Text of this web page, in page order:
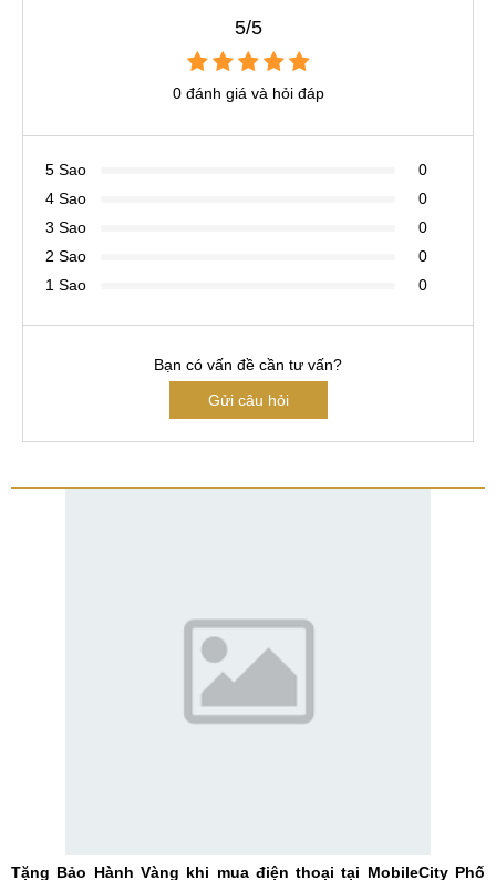
5/5
0 đánh giá và hỏi đáp
5 Sao
0
4 Sao
0
3 Sao
0
2 Sao
0
1 Sao
0
Bạn có vấn đề cần tư vấn?
Gửi câu hỏi
Tặng Bảo Hành Vàng khi mua điện thoại tại MobileCity Phố